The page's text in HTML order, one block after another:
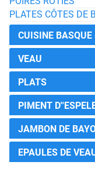
PLATES CÔTES DE
CUISINE
VEAU
PLATS
PIMENT
JAMBON DE
EPAULES DE